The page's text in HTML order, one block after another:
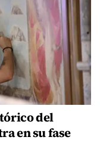
del
en su fase